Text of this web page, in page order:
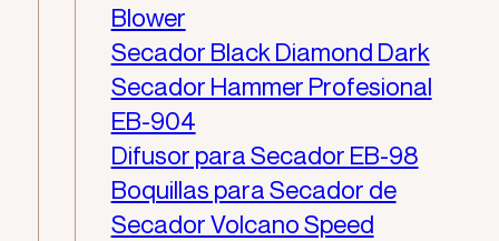
Blower
Secador Black Diamond Dark
Secador Hammer Profesional
EB-904
Difusor para Secador EB-98
Boquillas para Secador de
Secador Volcano Speed